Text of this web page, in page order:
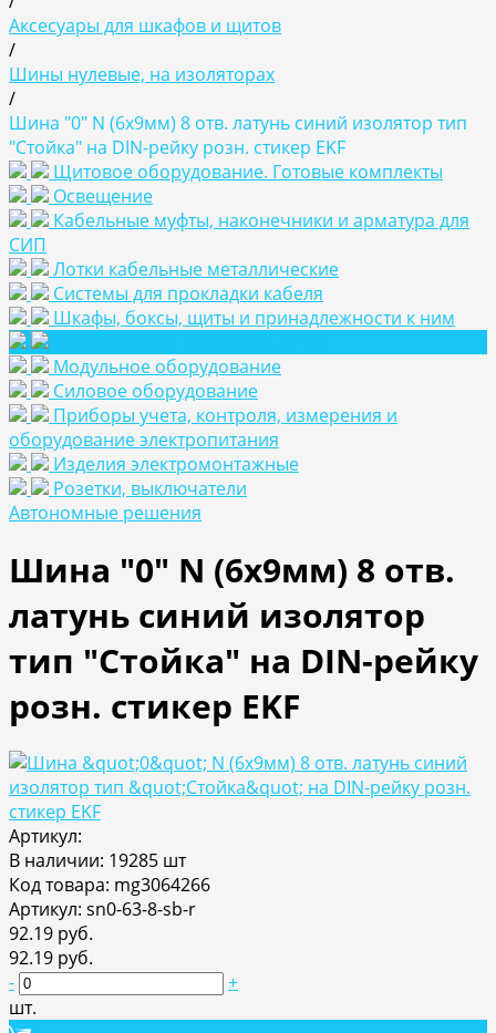
Аксесуары для шкафов и щитов
/
Шины нулевые, на изоляторах
/
Шина "0" N (6x9мм) 8 отв. латунь синий изолятор тип
"Стойка" на DIN-рейку розн. стикер EKF
Щитовое оборудование. Готовые комплекты
Освещение
Кабельные муфты, наконечники и арматура для
СИП
Лотки кабельные металлические
Системы для прокладки кабеля
Шкафы, боксы, щиты и принадлежности к ним
Модульное оборудование
Силовое оборудование
Приборы учета, контроля, измерения и
оборудование электропитания
Изделия электромонтажные
Розетки, выключатели
Автономные решения
Шина "0" N (6x9мм) 8 отв.
латунь синий изолятор
тип "Стойка" на DIN-рейку
розн. стикер EKF
Артикул:
В наличии: 19285 шт
Код товара: mg3064266
Артикул: sn0-63-8-sb-r
92.19 руб.
92.19 руб.
-
+
шт.